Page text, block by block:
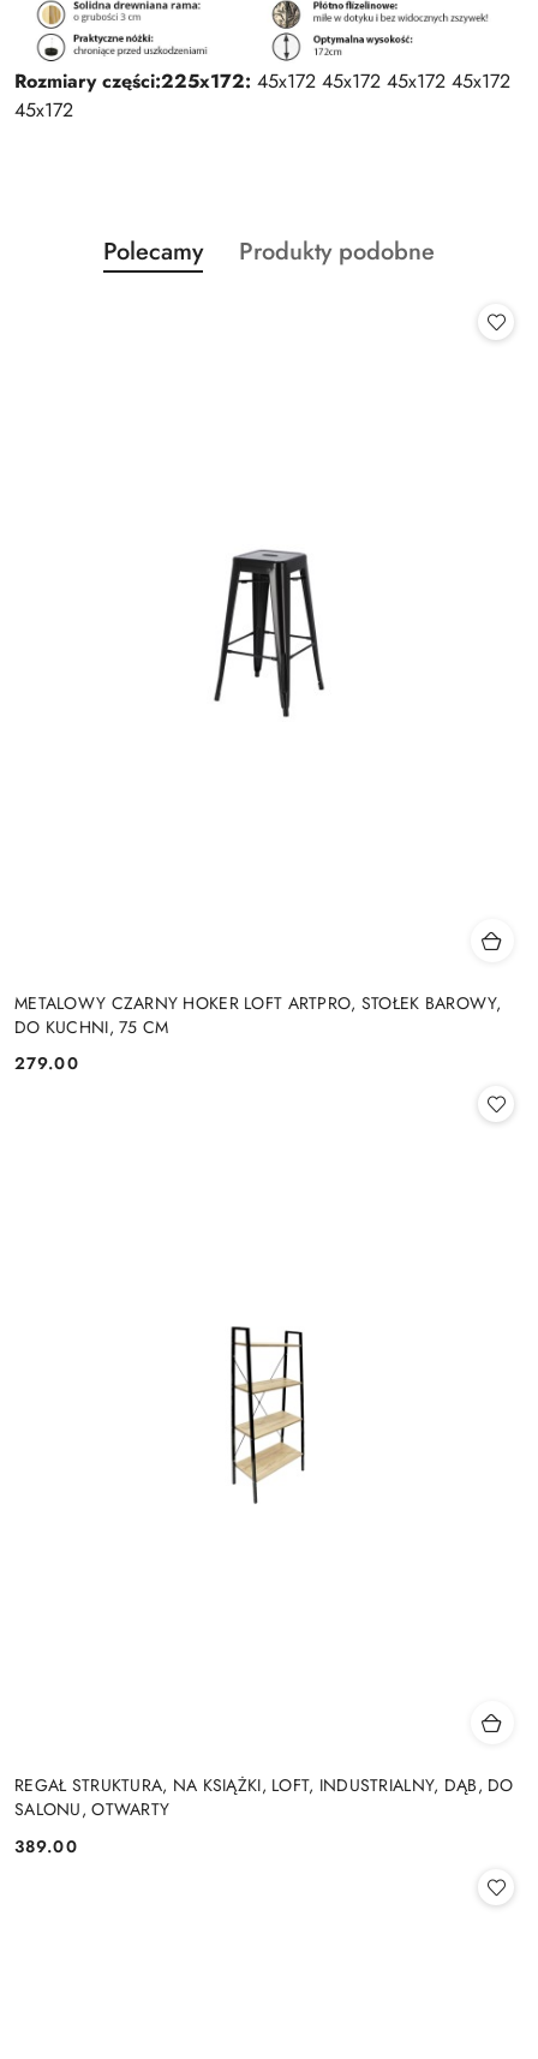
Rozmiary części:225x172: 45x172 45x172 45x172 45x172
45x172
Pomiń karuzelę produktów
Produkty
o
Polecamy
Produkty
Produkty podobne
METALOWY CZARNY HOKER LOFT ARTPRO, STOŁEK BAROWY,
DO KUCHNI, 75 CM
Cena:
279.00
REGAŁ STRUKTURA, NA KSIĄŻKI, LOFT, INDUSTRIALNY, DĄB, DO
SALONU, OTWARTY
Cena:
389.00